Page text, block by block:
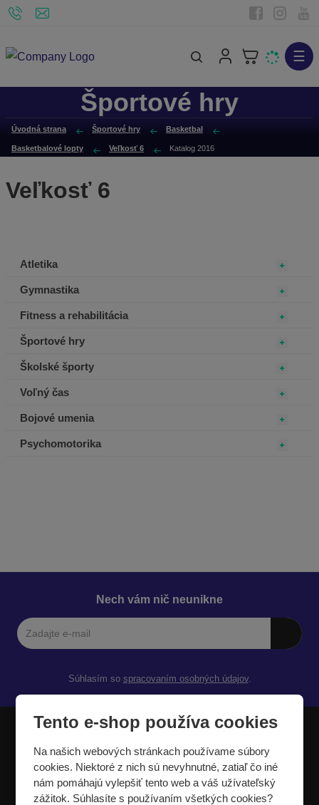
Tento e-shop používa cookies
Na našich webových stránkach používame súbory
cookies. Niektoré z nich sú nevyhnutné, zatiaľ čo iné
nám pomáhajú vylepšiť tento web a váš užívateľský
zážitok. Súhlasíte s používaním všetkých cookies?
h
ľ
a
d
☰
Športové hry
Úvodná strana Športové hry Basketbal
Basketbalové lopty Veľkosť 6 Katalog 2016
Veľkosť 6
Atletika
Gymnastika
Fitness a rehabilitácia
Športové hry
Školské športy
Voľný čas
Bojové umenia
Psychomotorika
Nech vám nič neunikne
Súhlasím so spracovaním osobných údajov.
JIPAST a.s.
Sme výrobcovia a dodávatelia širokého